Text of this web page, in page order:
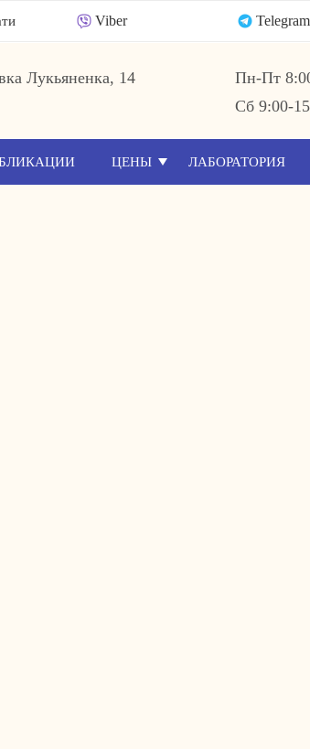
Viber Telegram
Лукьяненка, 14
Пн-Пт
Сб 9:00-
ЦЕНЫ ЛАБОРАТОРИЯ